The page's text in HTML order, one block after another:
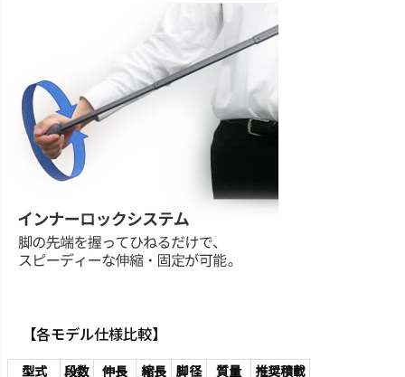
【各モデル仕様比較】
型式 段数 伸長 縮長 脚径 質量
推奨積載